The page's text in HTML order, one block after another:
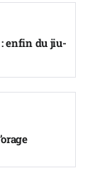
: enfin du jiu-